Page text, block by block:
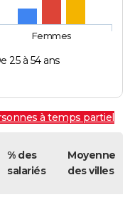
25 à 54 ans
Femmes
à temps partiel
% des
salariés
Moyenne
des villes